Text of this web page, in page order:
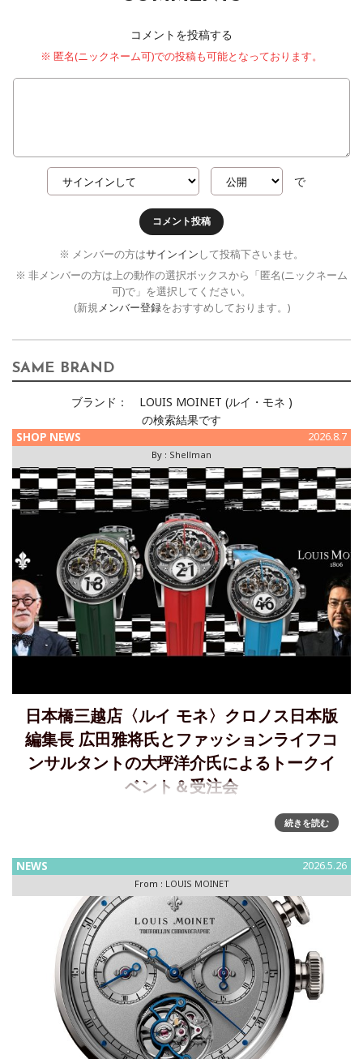
コメントを投稿する
※ 匿名(ニックネーム可)での投稿も可能となっております。
で
コメント投稿
※ メンバーの方はサインイン して投稿下さいませ。
※ 非メンバーの方は上の動作の選択ボックスから「匿名(ニックネーム
可)で」を選択してください。
(新規メンバー登録をおすすめしております。)
SAME BRAND
ブランド：
LOUIS MOINET (ルイ・モネ )
の検索結果です
SHOP NEWS 2026.8.7
By : Shellman
日本橋三越店〈ルイ モネ〉クロノス日本版
編集長 広田雅将氏とファッションライフコ
ンサルタントの大坪洋介氏によるトークイ
ベント＆受注会
会期：2026年8月11日(火・祝) 午後3時～会場：日本橋三越
本店 本館6階 ウォッチギャラリー / cal.BAR 2026年8月5日
続きを読む
NEWS 2026.5.26
From : LOUIS MOINET